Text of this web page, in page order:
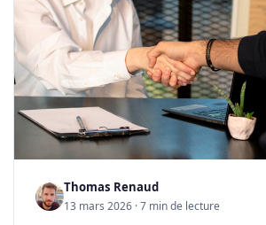
Thomas Renaud
13 mars 2026 · 7 min de lecture